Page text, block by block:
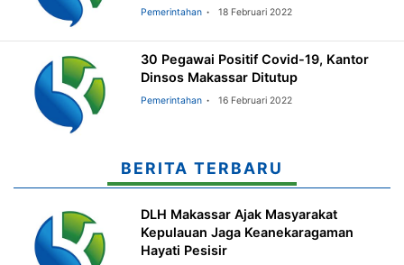
Pemerintahan 18 Februari 2022
30 Pegawai Positif Covid-19, Kantor
Dinsos Makassar Ditutup
Pemerintahan 16 Februari 2022
BERITA TERBARU
DLH Makassar Ajak Masyarakat
Kepulauan Jaga Keanekaragaman
Hayati Pesisir